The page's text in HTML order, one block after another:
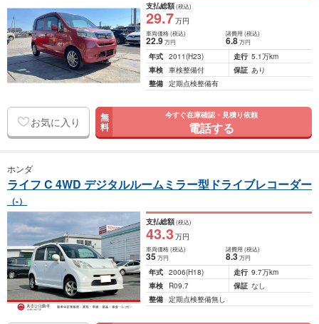
支払総額(税込)
29.7万円
車両価格(税込)
22.9万円
諸費用 (税込)
6.8 万円
年式 2011(H23) 走行 5.1万km
車検 車検整備付 保証 あり
整備 定期点検整備有
お気に入り 無
料
今すぐ在庫確認・見積り依頼
電話する
ホンダ
ライフ C 4WD デジタルルームミラー型ドライブレコーダー
（-）
支払総額(税込)
43.3万円
車両価格(税込)
35万円
諸費用 (税込)
8.3 万円
年式 2006(H18) 走行 9.7万km
車検
R09.7 保証 なし
整備 定期点検整備無し